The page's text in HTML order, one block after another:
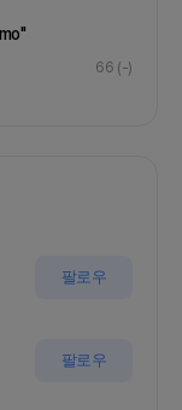
66 (-)
팔로우
팔로우